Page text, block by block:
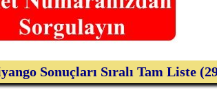
Sonuçları Sıralı Tam Liste